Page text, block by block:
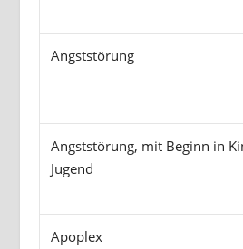
Angststörung
Angststörung, mit Beginn in
Jugend
Apoplex